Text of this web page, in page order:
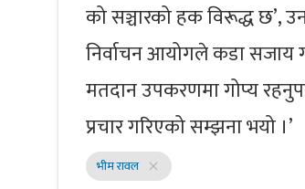
को सञ्चारको हक विरूद्ध छ’,
निर्वाचन आयोगले कडा सजाय
मतदान उपकरणमा गोप्य
प्रचार गरिएको सम्झना भयो ।’
भीम रावल close